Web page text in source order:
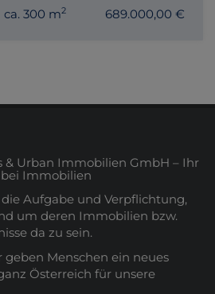
ca. 300 m2
689.000,00 €
& Urban Immobilien GmbH – Ihr
Immobilien
Aufgabe und Verpflichtung,
um deren Immobilien bzw.
da zu sein.
Menschen ein neues
Österreich für unsere